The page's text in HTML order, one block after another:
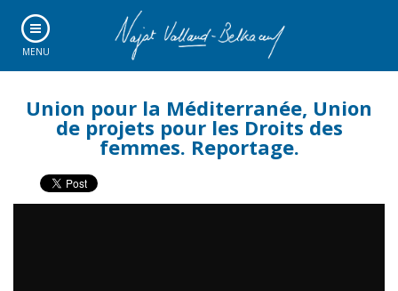
MENU
Union pour la Méditerranée, Union
de projets pour les Droits des
femmes. Reportage.